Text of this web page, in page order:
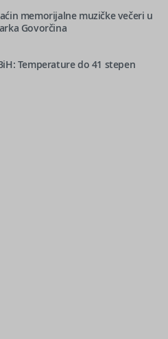
memorijalne muzičke večeri u
Govorčina
Temperature do 41 stepen